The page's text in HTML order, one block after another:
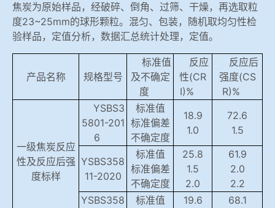
焦炭为原始样品，经破碎、倒角、过筛、干燥，再选取粒
度23~25mm的球形颗粒。混匀、包装，随机取均匀性检
验样品，定值分析，数据汇总统计处理，定值。
产品名称 规格型号
标准值
及不确定
度
反应
性(CR
I)%
反应后
强度(CS
R)%
一级焦炭反应
性及反应后强
度标样
YSBS3
5801-201
6
标准值
标准偏差
不确定度
18.9
1.0
72.6
1.5
YSBS358
11-2020
标准值
标准偏差
不确定度
25.8
1.5
2.0
61.9
2.0
2.2
YSBS358
标准值
19.6
68.1